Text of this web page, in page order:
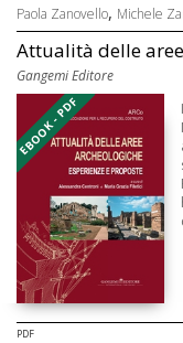
Paola Zanovello, Michele
Attualità delle
Gangemi Editore
EBOOK - PDF
PDF